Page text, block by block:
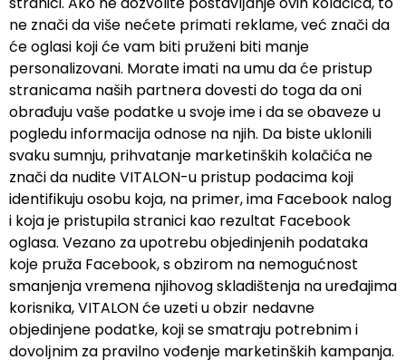
ne znači da više nećete primati reklame, već znači da
će oglasi koji će vam biti pruženi biti manje
personalizovani. Morate imati na umu da će pristup
stranicama naših partnera dovesti do toga da oni
obrađuju vaše podatke u svoje ime i da se obaveze u
pogledu informacija odnose na njih. Da biste uklonili
svaku sumnju, prihvatanje marketinških kolačića ne
znači da nudite VITALON-u pristup podacima koji
identifikuju osobu koja, na primer, ima Facebook nalog
i koja je pristupila stranici kao rezultat Facebook
oglasa. Vezano za upotrebu objedinjenih podataka
koje pruža Facebook, s obzirom na nemogućnost
smanjenja vremena njihovog skladištenja na uređajima
korisnika, VITALON će uzeti u obzir nedavne
objedinjene podatke, koji se smatraju potrebnim i
dovolјnim za pravilno vođenje marketinških kampanja.